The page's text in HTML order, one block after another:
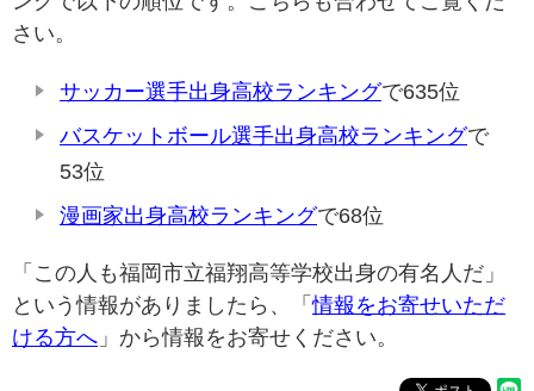
さい。
サッカー選手出身高校ランキングで635位
バスケットボール選手出身高校ランキングで
53位
漫画家出身高校ランキングで68位
「この人も福岡市立福翔高等学校出身の有名人だ」
という情報がありましたら、「情報をお寄せいただ
ける方へ 」から情報をお寄せください。